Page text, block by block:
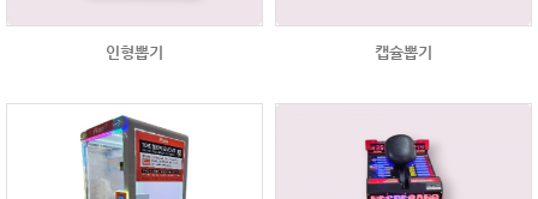
인형뽑기 캡슐뽑기